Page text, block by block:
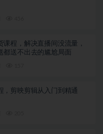
课程，解决直播间没流量，
都送不出去的尴尬局面
，剪映剪辑从入门到精通